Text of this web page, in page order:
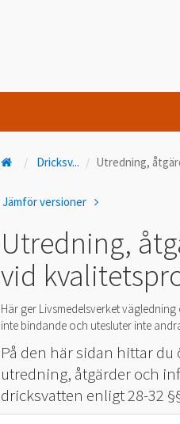
Dricksv... Utredning,
Jämför versioner
Utredning,
vid
Här ger Livsmedelsverket
inte bindande och utesluter inte
På den här sidan hittar
utredning, åtgärder och
dricksvatten enligt 28-32